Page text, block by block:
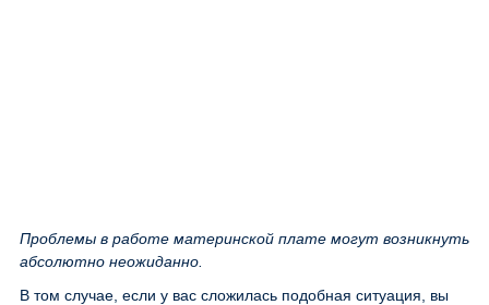
Проблемы в работе материнской плате могут возникнуть
абсолютно неожиданно.
В том случае, если у вас сложилась подобная ситуация, вы